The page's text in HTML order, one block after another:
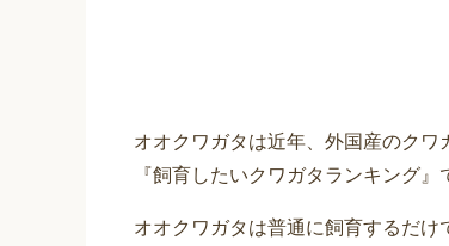
オオクワガタは近年、外国産のクワ
『飼育したいクワガタランキング
オオクワガタは普通に飼育するだ